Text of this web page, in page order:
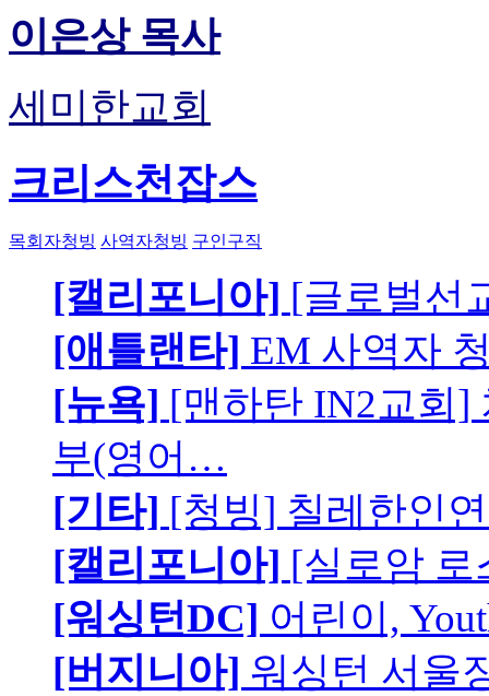
이은상 목사
세미한교회
크리스천잡스
목회자청빙 사역자청빙 구인구직
[캘리포니아] [글로벌선
[애틀랜타] EM 사역자
[뉴욕] [맨하탄 IN2교회]
부(영어…
[기타] [청빙] 칠레한인
[캘리포니아] [실로암 로
[워싱턴DC] 어린이,
[버지니아] 워싱턴 서울